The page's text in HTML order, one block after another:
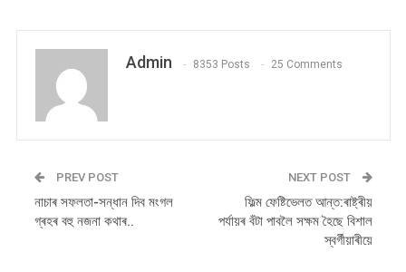
Admin 8353 Posts 25 Comments
PREV POST
নাচাৰ সফলতা-সন্ধান দিব মংগল
গ্ৰহৰ বহু নজনা কথাৰ..
NEXT POST
ফিল্ম ফেষ্টিভেলত আন্ত:ৰাষ্ট্ৰীয়
পৰ্যায়ৰ বঁটা পাবলৈ সক্ষম হৈছে বিশাল
স্বৰ্গীয়াৰীয়ে